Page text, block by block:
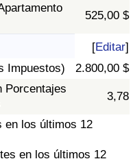
525,00 $
[Editar]
Impuestos)
2.800,00 $
Porcentajes
3,78
en los últimos 12
en los últimos 12